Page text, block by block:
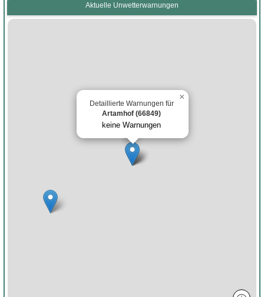
Aktuelle Unwetterwarnungen
Detaillierte Warnungen für
Artamhof (66849)
keine Warnungen
×